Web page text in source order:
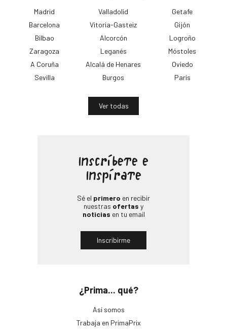
Madrid
Barcelona
Bilbao
Zaragoza
A Coruña
Sevilla
Valladolid
Vitoria-Gasteiz
Alcorcón
Leganés
Alcalá de Henares
Burgos
Getafe
Gijón
Logroño
Móstoles
Oviedo
París
Ver todas
¿Prima... qué?
Así somos
Trabaja en PrimaPrix
Inscríbete e
Inspírate
Sé el primero en recibir
nuestras ofertas y
noticias en tu email
Inscribirme